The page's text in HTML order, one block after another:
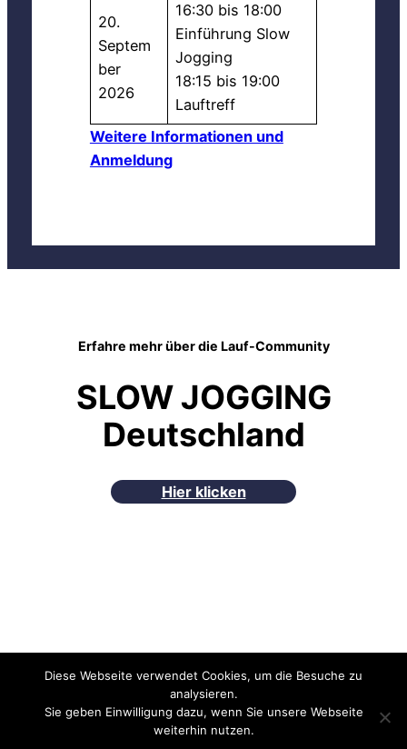
20.
Septem
ber
2026
16:30 bis 18:00
Einführung Slow
Jogging
18:15 bis 19:00
Lauftreff
Weitere Informationen und
Anmeldung
Erfahre mehr über die Lauf-Community
SLOW JOGGING
Deutschland
Hier klicken
Holger Böhm – Bremen
Kontakt–Datenschutz und Impressum–AGBs
Diese Webseite verwendet Cookies, um die Besuche zu
analysieren.
Sie geben Einwilligung dazu, wenn Sie unsere Webseite
weiterhin nutzen.